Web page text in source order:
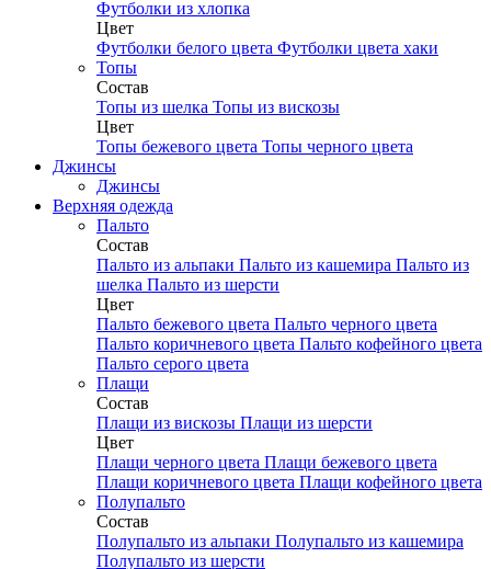
Футболки из хлопка
Цвет
Футболки белого цвета Футболки цвета хаки
Топы
Состав
Топы из шелка Топы из вискозы
Цвет
Топы бежевого цвета Топы черного цвета
Джинсы
Джинсы
Верхняя одежда
Пальто
Состав
Пальто из альпаки Пальто из кашемира Пальто из
шелка Пальто из шерсти
Цвет
Пальто бежевого цвета Пальто черного цвета
Пальто коричневого цвета Пальто кофейного цвета
Пальто серого цвета
Плащи
Состав
Плащи из вискозы Плащи из шерсти
Цвет
Плащи черного цвета Плащи бежевого цвета
Плащи коричневого цвета Плащи кофейного цвета
Полупальто
Состав
Полупальто из альпаки Полупальто из кашемира
Полупальто из шерсти